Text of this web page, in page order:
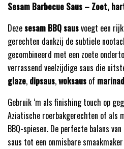
Sesam Barbecue Saus – Zoet,
Deze sesam BBQ sausvoegt een
gerechten dankzij de subtiele
gecombineerd met een zoete
verrassend veelzijdige saus die
glaze, dipsaus,woksaus of
Gebruik ‘m als finishing touch op
Aziatische roerbakgerechten of als
BBQ-spiesen. De perfecte balans
saus tot een onmisbare